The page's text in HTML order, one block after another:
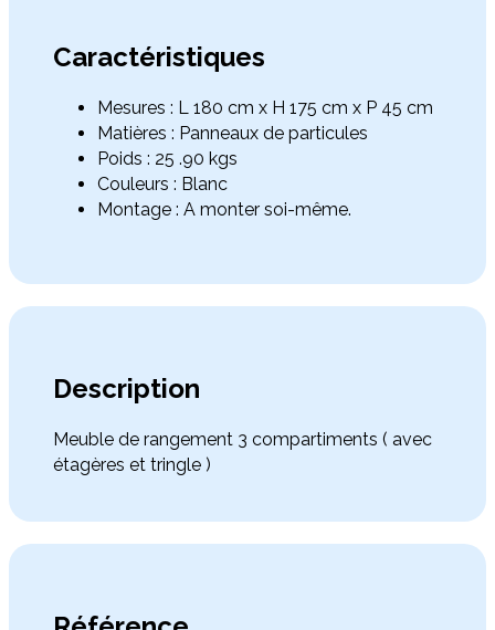
Caractéristiques
Mesures : L 180 cm x H 175 cm x P 45 cm
Matières : Panneaux de particules
Poids : 25 .90 kgs
Couleurs : Blanc
Montage : A monter soi-même.
Description
Meuble de rangement 3 compartiments ( avec
étagères et tringle )